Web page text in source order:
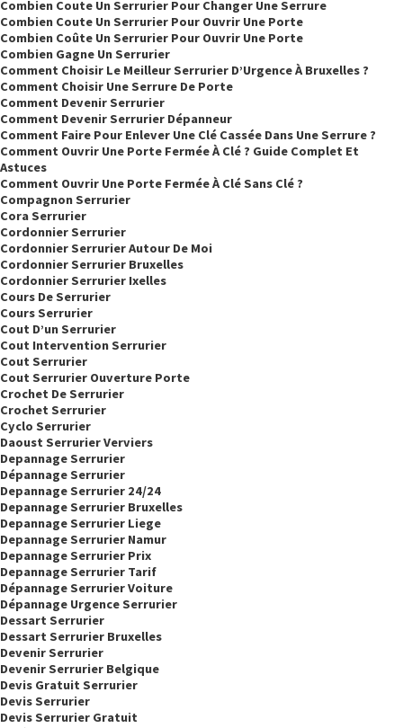
Combien Coute Un Serrurier Pour Changer Une Serrure
Combien Coute Un Serrurier Pour Ouvrir Une Porte
Combien Coûte Un Serrurier Pour Ouvrir Une Porte
Combien Gagne Un Serrurier
Comment Choisir Le Meilleur Serrurier D’Urgence À Bruxelles ?
Comment Choisir Une Serrure De Porte
Comment Devenir Serrurier
Comment Devenir Serrurier Dépanneur
Comment Faire Pour Enlever Une Clé Cassée Dans Une Serrure ?
Comment Ouvrir Une Porte Fermée À Clé ? Guide Complet Et
Astuces
Comment Ouvrir Une Porte Fermée À Clé Sans Clé ?
Compagnon Serrurier
Cora Serrurier
Cordonnier Serrurier
Cordonnier Serrurier Autour De Moi
Cordonnier Serrurier Bruxelles
Cordonnier Serrurier Ixelles
Cours De Serrurier
Cours Serrurier
Cout D’un Serrurier
Cout Intervention Serrurier
Cout Serrurier
Cout Serrurier Ouverture Porte
Crochet De Serrurier
Crochet Serrurier
Cyclo Serrurier
Daoust Serrurier Verviers
Depannage Serrurier
Dépannage Serrurier
Depannage Serrurier 24/24
Depannage Serrurier Bruxelles
Depannage Serrurier Liege
Depannage Serrurier Namur
Depannage Serrurier Prix
Depannage Serrurier Tarif
Dépannage Serrurier Voiture
Dépannage Urgence Serrurier
Dessart Serrurier
Dessart Serrurier Bruxelles
Devenir Serrurier
Devenir Serrurier Belgique
Devis Gratuit Serrurier
Devis Serrurier
Devis Serrurier Gratuit